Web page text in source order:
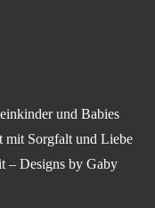
und Babies
mit Sorgfalt und Liebe
– Designs by Gaby